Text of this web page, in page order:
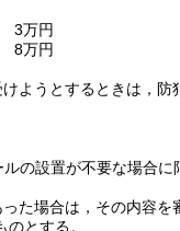
3万円
8万円
ようとするときは，
の設置が不要な場合に
た場合は，その内容
とする。